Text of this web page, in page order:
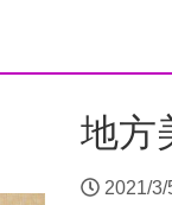
地方
2021/3/